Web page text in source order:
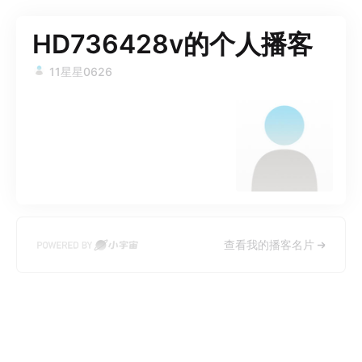
HD736428v的个人播客
11星星0626
查看我的播客名片